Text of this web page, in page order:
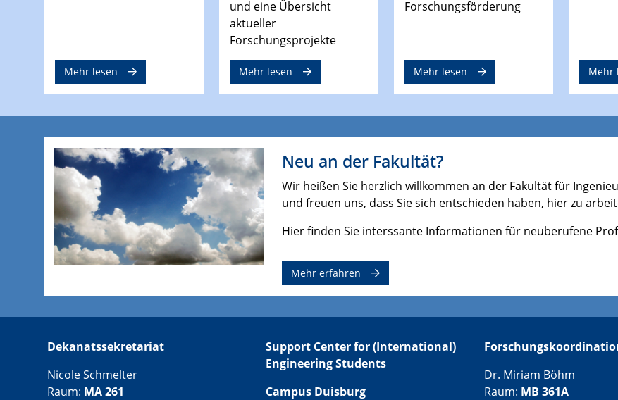
Mehr lesen
und eine Übersicht
aktueller
Forschungsprojekte
Mehr lesen
Forschungsförderung
Mehr lesen Mehr
Neu an der Fakultät?
Wir heißen Sie herzlich willkommen an der Fakultät für
und freuen uns, dass Sie sich entschieden haben, hier zu
Hier finden Sie interssante Informationen für neuberufene
Mehr erfahren
Dekanatssekretariat
Nicole Schmelter
Raum: MA 261
Support Center for (International)
Engineering Students
Campus Duisburg
Dr. Miriam Böhm
Raum: MB 361A